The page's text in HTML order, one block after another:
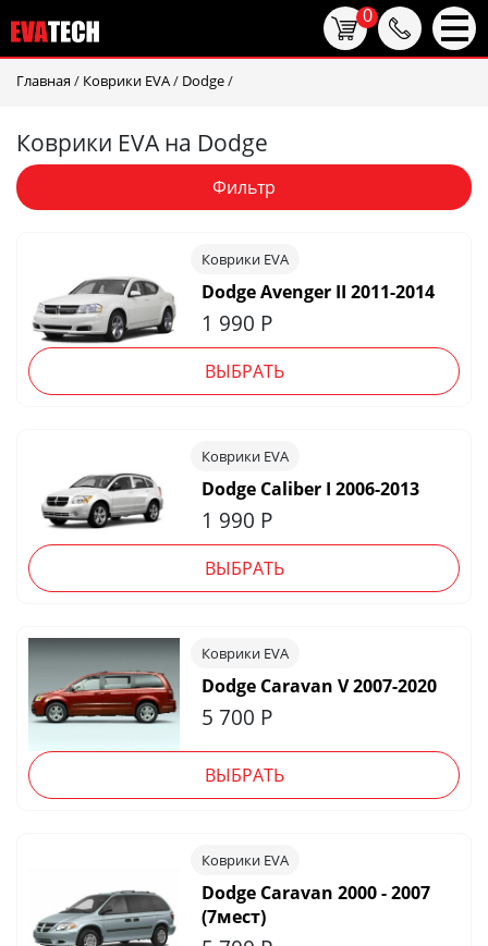
Главная / Коврики EVA/ Dodge/
Коврики EVA на Dodge
Фильтр
Коврики EVA
Dodge Avenger II 2011-2014
1 990 Р
ВЫБРАТЬ
Коврики EVA
Dodge Caliber I 2006-2013
1 990 Р
ВЫБРАТЬ
Коврики EVA
Dodge Caravan V 2007-2020
5 700 Р
ВЫБРАТЬ
Коврики EVA
Dodge Caravan 2000 - 2007
(7мест)
0